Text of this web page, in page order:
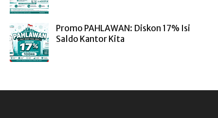
Promo PAHLAWAN: Diskon 17% Isi
Saldo Kantor Kita